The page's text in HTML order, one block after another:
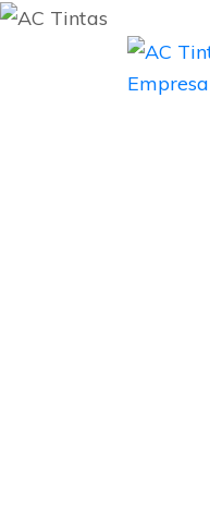
Empresa